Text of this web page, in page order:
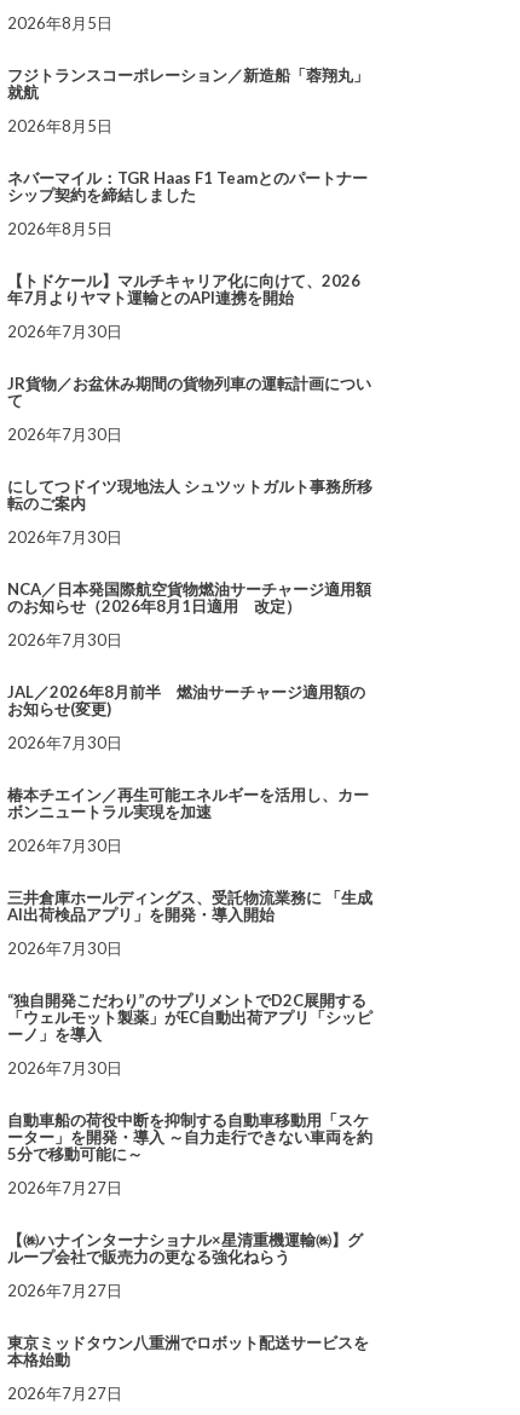
2026年8月5日
フジトランスコーポレーション／新造船「蓉翔丸」
就航
2026年8月5日
ネバーマイル：TGR Haas F1 Teamとのパートナー
シップ契約を締結しました
2026年8月5日
【トドケール】マルチキャリア化に向けて、2026
年7月よりヤマト運輸とのAPI連携を開始
2026年7月30日
JR貨物／お盆休み期間の貨物列車の運転計画につい
て
2026年7月30日
にしてつドイツ現地法人 シュツットガルト事務所移
転のご案内
2026年7月30日
NCA／日本発国際航空貨物燃油サーチャージ適用額
のお知らせ（2026年8月1日適用 改定）
2026年7月30日
JAL／2026年8月前半 燃油サーチャージ適用額の
お知らせ(変更)
2026年7月30日
椿本チエイン／再生可能エネルギーを活用し、カー
ボンニュートラル実現を加速
2026年7月30日
三井倉庫ホールディングス、受託物流業務に 「生成
AI出荷検品アプリ」を開発・導入開始
2026年7月30日
“独自開発こだわり”のサプリメントでD2C展開する
「ウェルモット製薬」がEC自動出荷アプリ「シッピ
ーノ」を導入
2026年7月30日
自動車船の荷役中断を抑制する自動車移動用「スケ
ーター」を開発・導入 ～自力走行できない車両を約
5分で移動可能に～
2026年7月27日
【㈱ハナインターナショナル×星清重機運輸㈱】グ
ループ会社で販売力の更なる強化ねらう
2026年7月27日
東京ミッドタウン八重洲でロボット配送サービスを
本格始動
2026年7月27日